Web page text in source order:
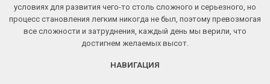
условиях для развития чего-то столь сложного и серьезного, но
процесс становления легким никогда не был, поэтому превозмогая
все сложности и затруднения, каждый день мы верили, что
достигнем желаемых высот.
НАВИГАЦИЯ